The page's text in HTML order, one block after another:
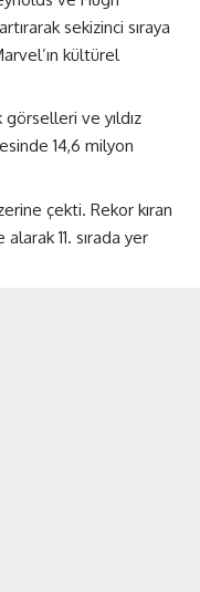
sekizinci sıraya
kültürel
ve yıldız
14,6 milyon
çekti. Rekor kıran
11. sırada yer